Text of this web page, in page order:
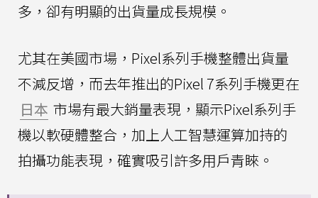
多，卻有明顯的出貨量成長規模。
尤其在美國市場，Pixel系列手機整體出貨量
不減反增，而去年推出的Pixel 7系列手機更在
日本 市場有最大銷量表現，顯示Pixel系列手
機以軟硬體整合，加上人工智慧運算加持的
拍攝功能表現，確實吸引許多用戶青睞。